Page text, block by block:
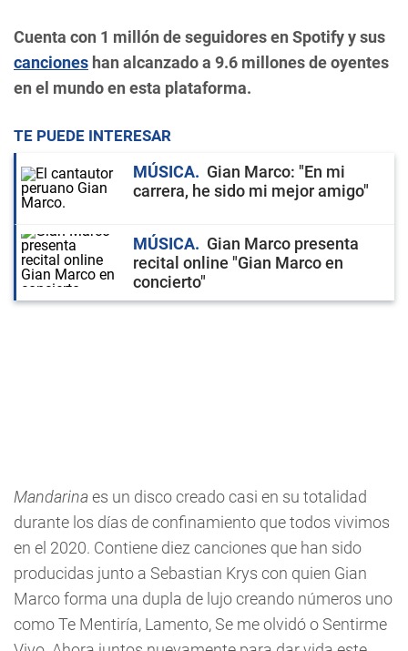
Cuenta con 1 millón de seguidores en Spotify y sus
canciones han alcanzado a 9.6 millones de oyentes
en el mundo en esta plataforma.
TE PUEDE INTERESAR
MÚSICA
Gian Marco: "En mi
carrera, he sido mi mejor amigo"
MÚSICA
Gian Marco presenta
recital online "Gian Marco en
concierto"
Mandarinaes un disco creado casi en su totalidad
durante los días de confinamiento que todos vivimos
en el 2020. Contiene diez canciones que han sido
producidas junto a Sebastian Krys con quien Gian
Marco forma una dupla de lujo creando números uno
como Te Mentiría, Lamento, Se me olvidó o Sentirme